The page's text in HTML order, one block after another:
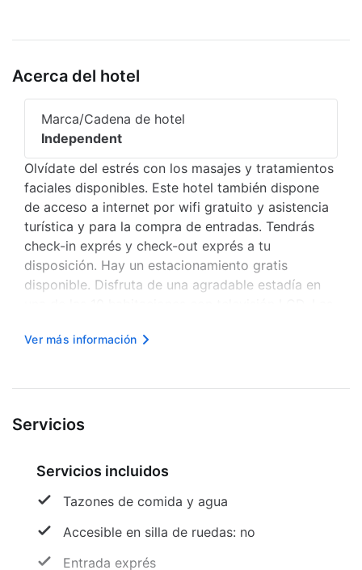
Acerca del hotel
Marca/Cadena de hotel
Independent
Olvídate del estrés con los masajes y tratamientos
faciales disponibles. Este hotel también dispone
de acceso a internet por wifi gratuito y asistencia
turística y para la compra de entradas. Tendrás
check-in exprés y check-out exprés a tu
disposición. Hay un estacionamiento gratis
disponible. Disfruta de una agradable estadía en
ropa de cama de alta calidad para descansar
Ver más información
Servicios
Servicios incluidos
Tazones de comida y agua
Accesible en silla de ruedas: no
Entrada exprés